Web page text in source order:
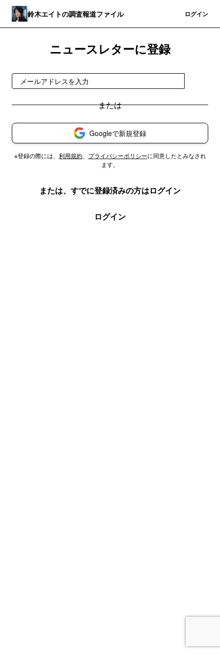
鈴木エイトの調査報道ファイル ログイン
ニュースレターに登録
Googleで新規登録
※登録の際には、 利用規約、 プライバシーポリシーに同意したとみなされ
ます。
または、すでに登録済みの方はログイン
ログイン